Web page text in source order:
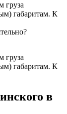
груза
габаритам. К
груза
габаритам. К
в